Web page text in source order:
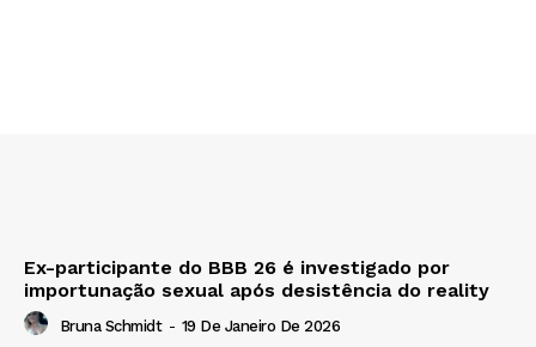
Ex-participante do BBB 26 é investigado por
importunação sexual após desistência do reality
Bruna Schmidt - 19 De Janeiro De 2026